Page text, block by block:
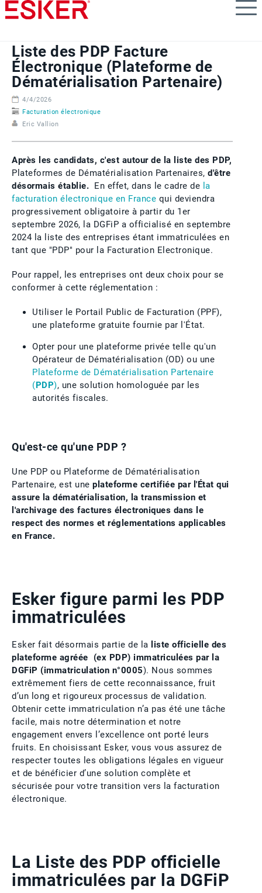
Skip
to
content
Liste des PDP Facture
Électronique (Plateforme de
Dématérialisation Partenaire)
4/4/2026
Facturation électronique
Eric Vallion
Après les candidats, c'est autour de la liste des PDP,
Plateformes de Dématérialisation Partenaires, d'être
désormais établie. En effet, dans le cadre de la
facturation électronique en France qui deviendra
progressivement obligatoire à partir du 1er
septembre 2026, la DGFiP a officialisé en septembre
2024 la liste des entreprises étant immatriculées en
tant que "PDP" pour la Facturation Electronique.
Pour rappel, les entreprises ont deux choix pour se
conformer à cette réglementation :
Utiliser le Portail Public de Facturation (PPF),
une plateforme gratuite fournie par l'État.
Opter pour une plateforme privée telle qu'un
Opérateur de Dématérialisation (OD) ou une
Plateforme de Dématérialisation Partenaire
(PDP), une solution homologuée par les
autorités fiscales.
Qu'est-ce qu'une PDP ?
Une PDP ou Plateforme de Dématérialisation
Partenaire, est une plateforme certifiée par l'État qui
assure la dématérialisation, la transmission et
l'archivage des factures électroniques dans le
respect des normes et réglementations applicables
en France.
Esker figure parmi les PDP
immatriculées
Esker fait désormais partie de la
liste officielle des
plateforme agréée (ex PDP) immatriculées par la
DGFiP (immatriculation n°0005). Nous sommes
extrêmement fiers de cette reconnaissance, fruit
d’un long et rigoureux processus de validation.
Obtenir cette immatriculation n’a pas été une tâche
facile, mais notre détermination et notre
engagement envers l’excellence ont porté leurs
fruits. En choisissant Esker, vous vous assurez de
respecter toutes les obligations légales en vigueur
et de bénéficier d’une solution complète et
sécurisée pour votre transition vers la facturation
électronique.
La Liste des PDP officielle
immatriculées par la DGFiP